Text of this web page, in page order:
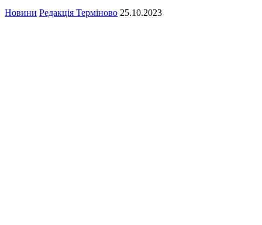
Новини Редакція Терміново 25.10.2023